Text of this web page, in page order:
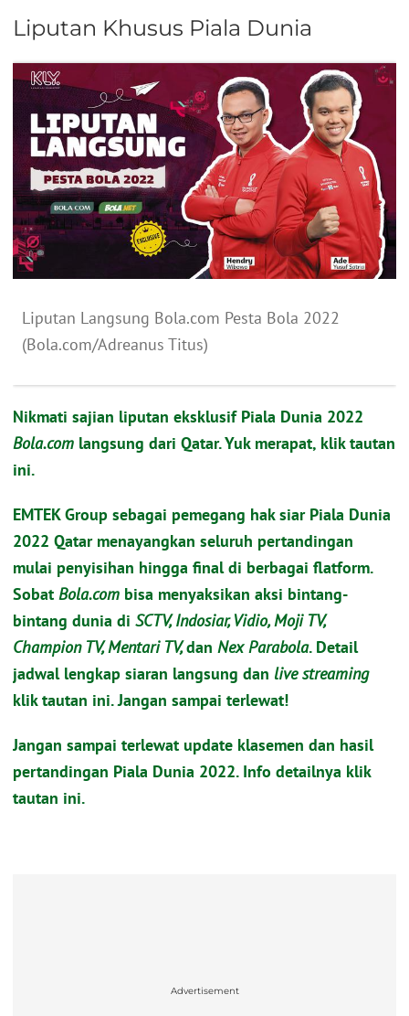
Liputan Khusus Piala Dunia
Liputan Langsung Bola.com Pesta Bola 2022
(Bola.com/Adreanus Titus)
Nikmati sajian liputan eksklusif Piala Dunia 2022
Bola.com langsung dari Qatar. Yuk merapat, klik tautan
ini.
EMTEK Group sebagai pemegang hak siar Piala Dunia
2022 Qatar menayangkan seluruh pertandingan
mulai penyisihan hingga final di berbagai flatform.
Sobat Bola.com bisa menyaksikan aksi bintang-
bintang dunia di SCTV, Indosiar, Vidio, Moji TV,
Champion TV, Mentari TV,dan Nex Parabola. Detail
jadwal lengkap siaran langsung dan live streaming
klik tautan ini. Jangan sampai terlewat!
Jangan sampai terlewat update klasemen dan hasil
pertandingan Piala Dunia 2022. Info detailnya klik
tautan ini.
Advertisement